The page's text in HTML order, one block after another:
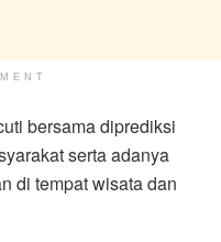
bersama diprediksi
serta adanya
di tempat wisata dan